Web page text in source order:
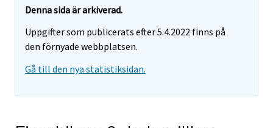
Denna sida är arkiverad.
Uppgifter som publicerats efter 5.4.2022 finns på
den förnyade webbplatsen.
Gå till den nya statistiksidan.